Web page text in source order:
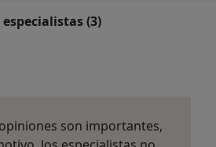
(3)
son importantes,